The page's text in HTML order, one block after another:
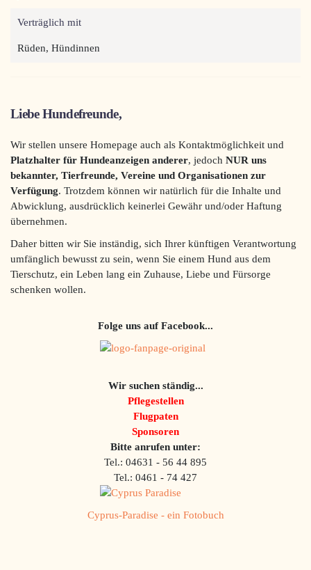
Verträglich mit
Rüden, Hündinnen
Liebe Hundefreunde,
Wir stellen unsere Homepage auch als Kontaktmöglichkeit und
Platzhalter für Hundeanzeigen anderer, jedoch NUR uns
bekannter, Tierfreunde, Vereine und Organisationen zur
Verfügung. Trotzdem können wir natürlich für die Inhalte und
Abwicklung, ausdrücklich keinerlei Gewähr und/oder Haftung
übernehmen.
Daher bitten wir Sie inständig, sich Ihrer künftigen Verantwortung
umfänglich bewusst zu sein, wenn Sie einem Hund aus dem
Tierschutz, ein Leben lang ein Zuhause, Liebe und Fürsorge
schenken wollen.
Folge uns auf Facebook...
Wir suchen ständig...
Pflegestellen
Flugpaten
Sponsoren
Bitte anrufen unter:
Tel.: 04631 - 56 44 895
Tel.: 0461 - 74 427
Cyprus-Paradise - ein Fotobuch